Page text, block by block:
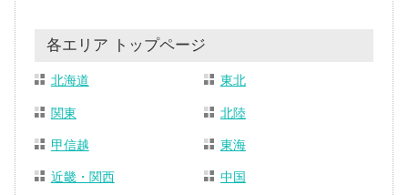
各エリア トップページ
北海道 東北
関東 北陸
甲信越 東海
近畿・関西 中国